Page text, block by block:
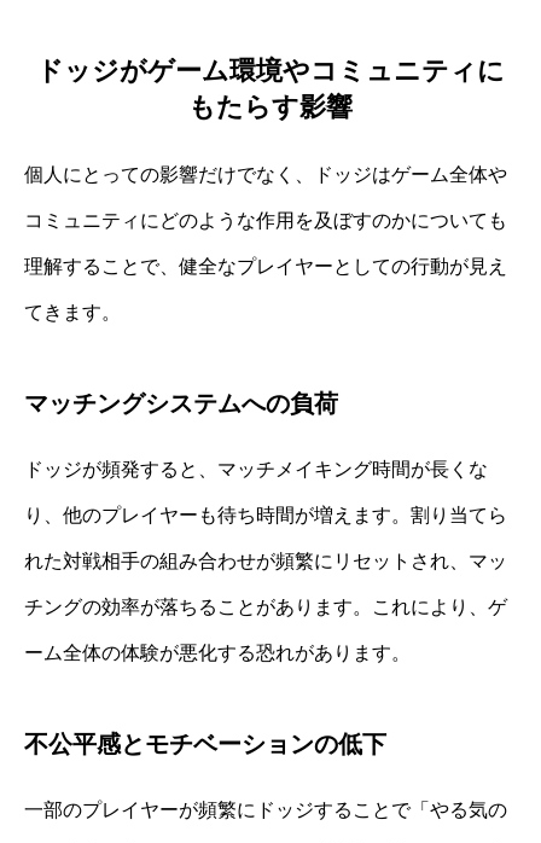
ドッジがゲーム環境やコミュニティに
もたらす影響
個人にとっての影響だけでなく、ドッジはゲーム全体や
コミュニティにどのような作用を及ぼすのかについても
理解することで、健全なプレイヤーとしての行動が見え
てきます。
マッチングシステムへの負荷
ドッジが頻発すると、マッチメイキング時間が長くな
り、他のプレイヤーも待ち時間が増えます。割り当てら
れた対戦相手の組み合わせが頻繁にリセットされ、マッ
チングの効率が落ちることがあります。これにより、ゲ
ーム全体の体験が悪化する恐れがあります。
不公平感とモチベーションの低下
一部のプレイヤーが頻繁にドッジすることで「やる気の